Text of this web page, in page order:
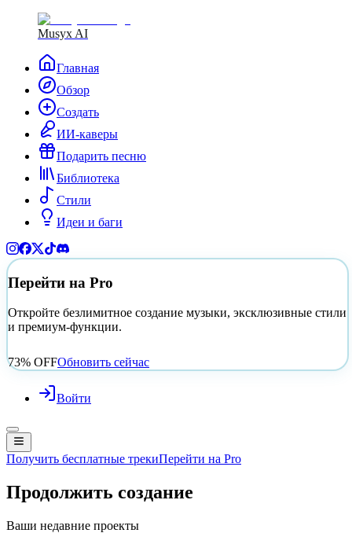
Musyx AI
Главная
Обзор
Создать
ИИ-каверы
Подарить песню
Библиотека
Стили
Идеи и баги
Перейти на Pro
Откройте безлимитное создание музыки, эксклюзивные стили
и премиум-функции.
73% OFFОбновить сейчас
Войти
Получить бесплатные трекиПерейти на Pro
Продолжить создание
Ваши недавние проекты